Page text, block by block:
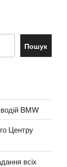
Пошук
BMW
Центру
всіх